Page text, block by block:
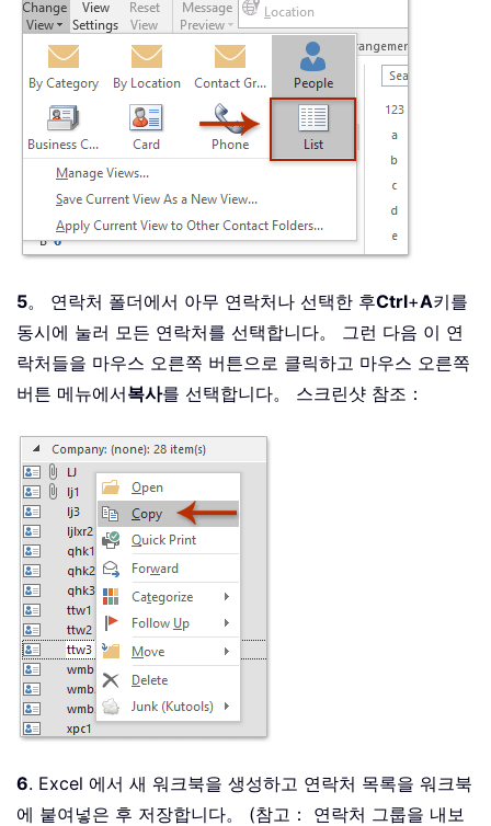
5。 연락처 폴더에서 아무 연락처나 선택한 후Ctrl+A키를
동시에 눌러 모든 연락처를 선택합니다。 그런 다음 이 연
락처들을 마우스 오른쪽 버튼으로 클릭하고 마우스 오른쪽
버튼 메뉴에서복사를 선택합니다。 스크린샷 참조：
6. Excel 에서 새 워크북을 생성하고 연락처 목록을 워크북
에 붙여넣은 후 저장합니다。 (참고： 연락처 그룹을 내보